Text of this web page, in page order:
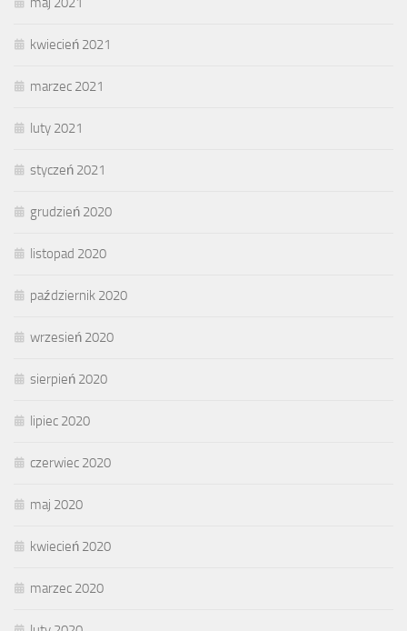
kwiecień 2021
marzec 2021
luty 2021
styczeń 2021
grudzień 2020
listopad 2020
październik 2020
wrzesień 2020
sierpień 2020
lipiec 2020
czerwiec 2020
maj 2020
kwiecień 2020
marzec 2020